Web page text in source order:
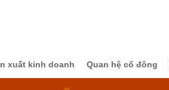
xuất kinh doanh Quan hệ cổ đông